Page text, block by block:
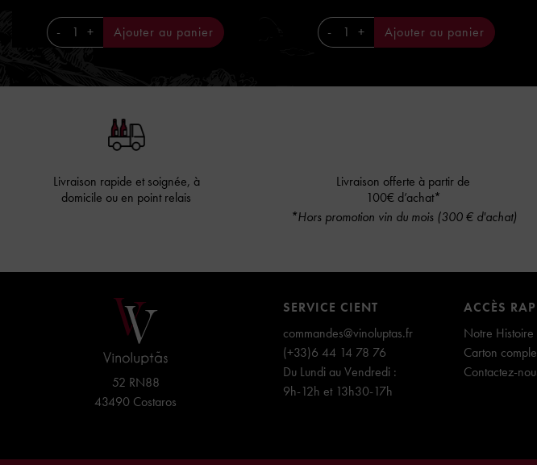
- + Ajouter au panier - + Ajouter au panier
Livraison rapide et soignée, à
domicile ou en point relais
Livraison offerte à partir de
100€ d’achat*
*Hors promotion vin du mois (300 € d'achat)
52 RN88
43490 Costaros
SERVICE CIENT
commandes@vinoluptas.fr
(+33)6 44 14 78 76
Du Lundi au Vendredi :
9h-12h et 13h30-17h
ACCÈS
Notre Histoire
Carton
Contactez-